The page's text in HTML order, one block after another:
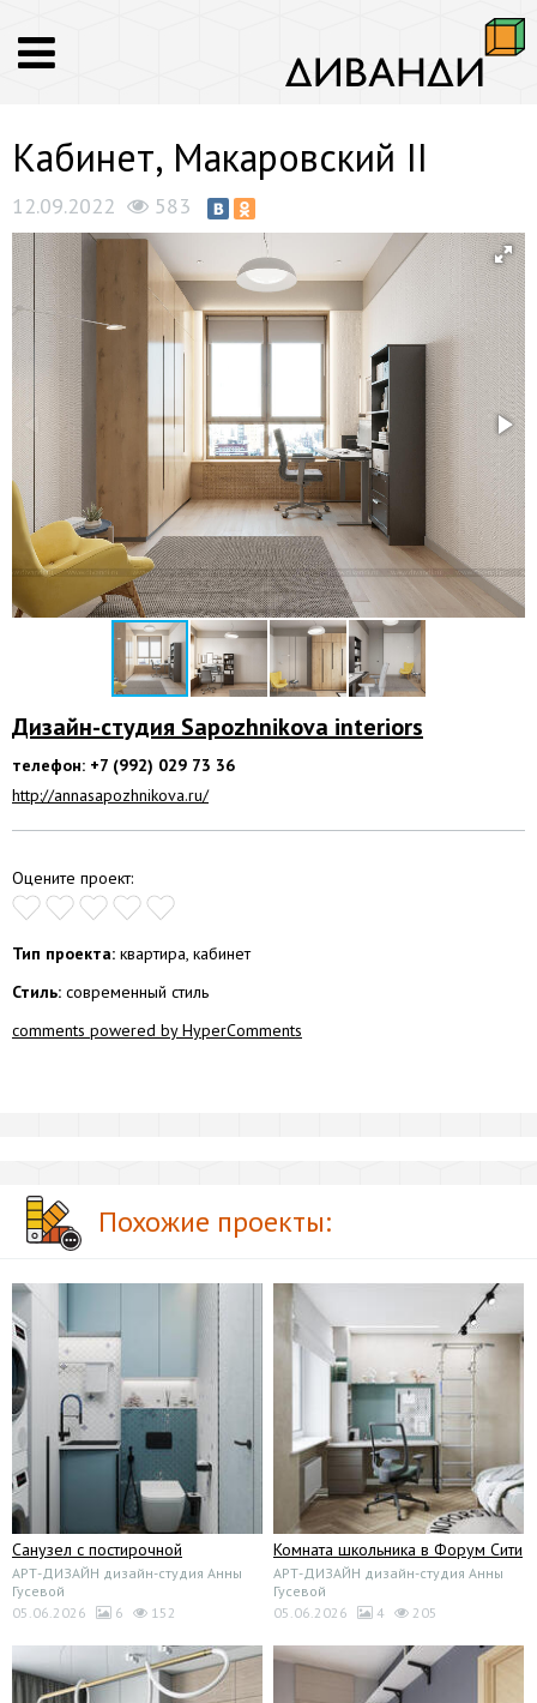
Кабинет, Макаровский II
12.09.2022 583
Дизайн-студия Sapozhnikova interiors
телефон: +7 (992) 029 73 36
http://annasapozhnikova.ru/
Оцените проект:
Тип проекта: квартира, кабинет
Стиль: современный стиль
comments powered by HyperComments
Похожие проекты:
Санузел с постирочной
АРТ-ДИЗАЙН дизайн-студия Анны
Гусевой
05.06.2026
6 152
Комната школьника в Форум Сити
АРТ-ДИЗАЙН дизайн-студия Анны
Гусевой
05.06.2026
4 205